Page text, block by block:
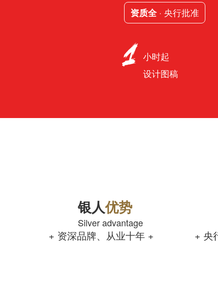
资质全· 央行批准
小时起
设计图稿
银人优势
Silver advantage
+ 资深品牌、从业十年 + + 央